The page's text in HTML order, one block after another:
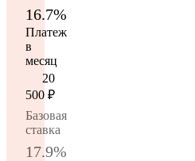
16.7%
Платеж
в
месяц
20
500 ₽
Базовая
ставка
17.9%